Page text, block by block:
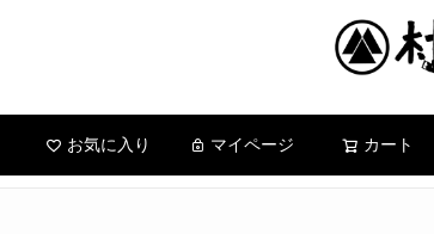
お気に入り マイページ カート